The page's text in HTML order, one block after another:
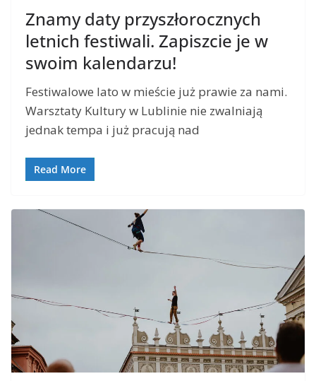
Znamy daty przyszłorocznych
letnich festiwali. Zapiszcie je w
swoim kalendarzu!
Festiwalowe lato w mieście już prawie za nami.
Warsztaty Kultury w Lublinie nie zwalniają
jednak tempa i już pracują nad
Read More